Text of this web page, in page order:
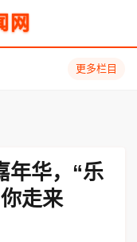
网
更多栏目
年华，“乐
走来